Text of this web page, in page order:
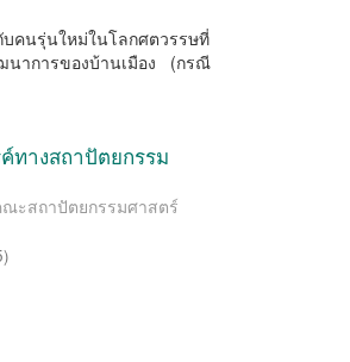
บคนรุ่นใหม่ในโลกศตวรรษที่
าการของบ้านเมือง (กรณี
ทางสถาปัตยกรรม
ณะสถาปัตยกรรมศาสตร์
)